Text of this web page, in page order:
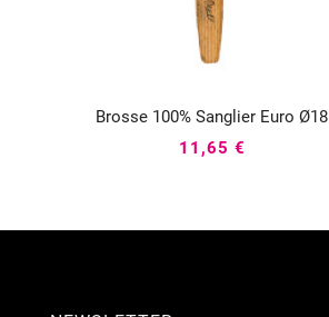
Brosse 100% Sanglier Euro Ø18
11,65 €